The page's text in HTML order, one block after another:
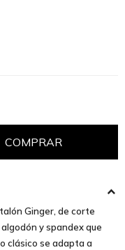
COMPRAR
Ginger, de corte
y spandex que
clásico se adapta a